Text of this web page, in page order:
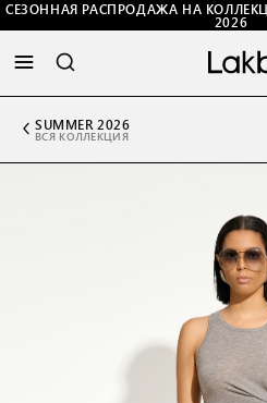
СЕЗОННАЯ РАСПРОДАЖА НА
2026
SUMMER 2026
ВСЯ КОЛЛЕКЦИЯ